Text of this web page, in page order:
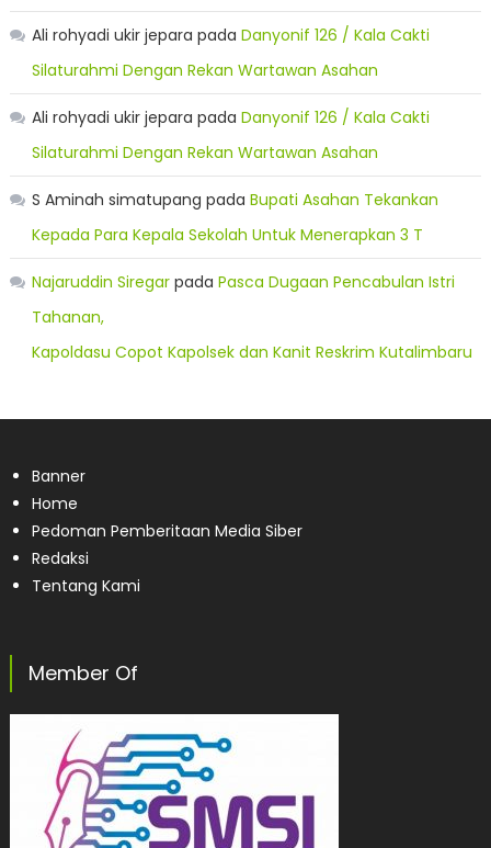
Ali rohyadi ukir jepara pada Danyonif 126 / Kala Cakti
Silaturahmi Dengan Rekan Wartawan Asahan
Ali rohyadi ukir jepara pada Danyonif 126 / Kala Cakti
Silaturahmi Dengan Rekan Wartawan Asahan
S Aminah simatupang pada Bupati Asahan Tekankan
Kepada Para Kepala Sekolah Untuk Menerapkan 3 T
Najaruddin Siregarpada Pasca Dugaan Pencabulan Istri
Tahanan,
Kapoldasu Copot Kapolsek dan Kanit Reskrim Kutalimbaru
Banner
Home
Pedoman Pemberitaan Media Siber
Redaksi
Tentang Kami
Member Of